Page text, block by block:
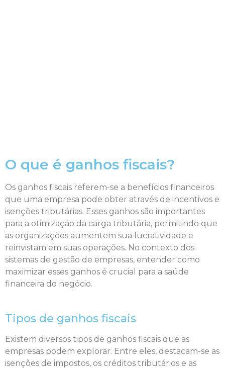
O que é ganhos fiscais?
Os ganhos fiscais referem-se a benefícios financeiros
que uma empresa pode obter através de incentivos e
isenções tributárias. Esses ganhos são importantes
para a otimização da carga tributária, permitindo que
as organizações aumentem sua lucratividade e
reinvistam em suas operações. No contexto dos
sistemas de gestão de empresas, entender como
maximizar esses ganhos é crucial para a saúde
financeira do negócio.
Tipos de ganhos fiscais
Existem diversos tipos de ganhos fiscais que as
empresas podem explorar. Entre eles, destacam-se as
isenções de impostos, os créditos tributários e as